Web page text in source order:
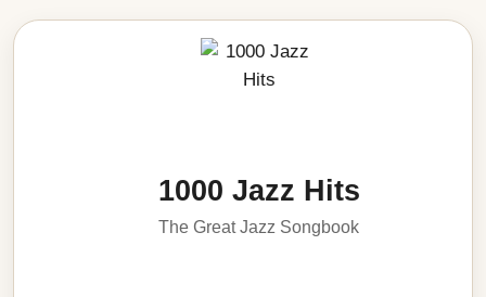
1000 Jazz Hits
The Great Jazz Songbook